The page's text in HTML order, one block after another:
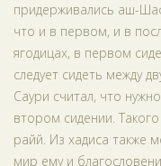
придерживались аш-
что и в первом, и в
ягодицах, в первом
следует сидеть между
Саури считал, что
втором сидении.
райй. Из хадиса также
мир ему и